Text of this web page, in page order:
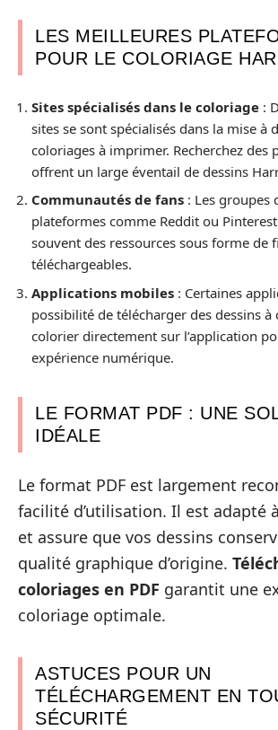
LES MEILLEURES
POUR LE COLORIAGE
Sites spécialisés dans le coloriage :
sites se sont spécialisés dans la mise à
coloriages à imprimer. Recherchez des
offrent un large éventail de dessins
Communautés de fans : Les groupes
plateformes comme Reddit ou
souvent des ressources sous forme de
téléchargeables.
Applications mobiles : Certaines
possibilité de télécharger des dessins
colorier directement sur l’application
expérience numérique.
LE FORMAT PDF : UNE
IDÉALE
Le format PDF est largement
facilité d’utilisation. Il est adapté
et assure que vos dessins
qualité graphique d’origine.
coloriages en PDF garantit une
coloriage optimale.
ASTUCES POUR UN
TÉLÉCHARGEMENT EN
SÉCURITÉ